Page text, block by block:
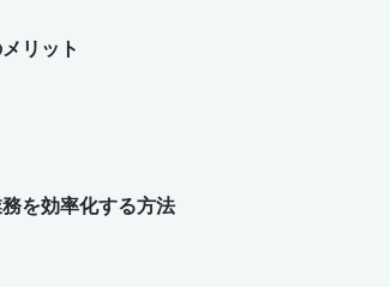
リット
を効率化する方法